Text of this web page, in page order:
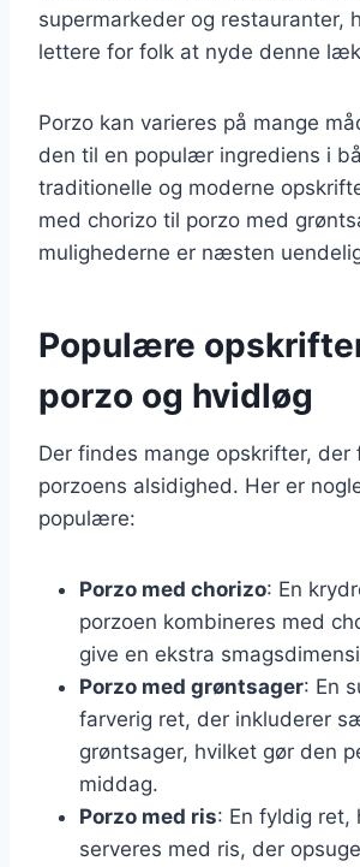
supermarkeder og restauranter,
lettere for folk at nyde denne
Porzo kan varieres på mange
den til en populær ingrediens i
traditionelle og moderne
med chorizo til porzo med
mulighederne er næsten
Populære
porzo og hvidløg
Der findes mange opskrifter,
porzoens alsidighed. Her er
populære:
Porzo med chorizo: En
porzoen kombineres med
give en ekstra
Porzo med grøntsager: En
farverig ret, der inkluderer
grøntsager, hvilket gør den
middag.
Porzo med ris: En fyldig ret,
serveres med ris, der